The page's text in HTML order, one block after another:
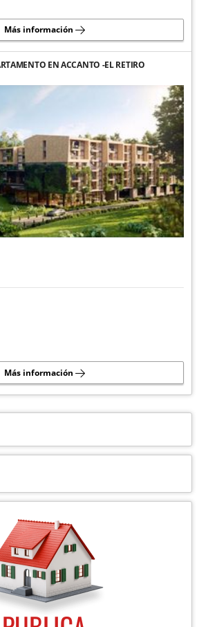
Más información
EN ACCANTO -EL RETIRO
Más información